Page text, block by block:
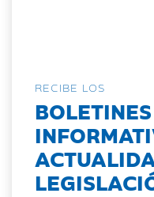
RECIBE LOS
BOLETINES